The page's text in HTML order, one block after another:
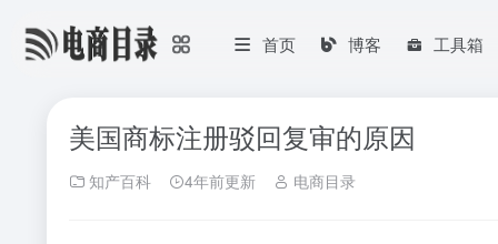
首页 博客 工具箱
美国商标注册驳回复审的原因
知产百科 4年前更新 电商目录